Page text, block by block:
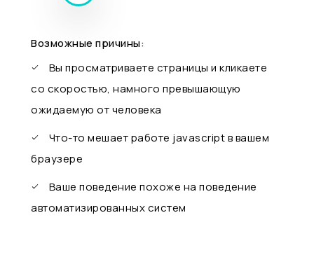
Возможные причины:
Вы просматриваете страницы и кликаете
со скоростью, намного превышающую
ожидаемую от человека
Что-то мешает работе javascript в вашем
браузере
Ваше поведение похоже на поведение
автоматизированных систем